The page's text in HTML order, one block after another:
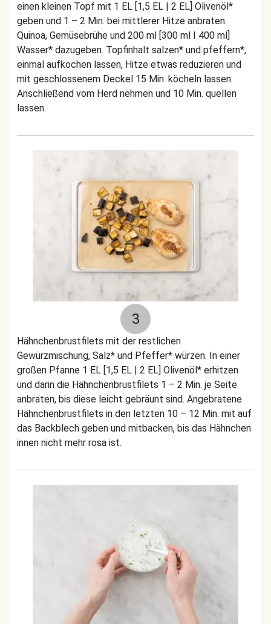
einen kleinen Topf mit 1 EL [1,5 EL | 2 EL] Olivenöl*
geben und 1 – 2 Min. bei mittlerer Hitze anbraten.
Quinoa, Gemüsebrühe und 200 ml [300 ml I 400 ml]
Wasser* dazugeben. Topfinhalt salzen* und pfeffern*,
einmal aufkochen lassen, Hitze etwas reduzieren und
mit geschlossenem Deckel 15 Min. köcheln lassen.
Anschließend vom Herd nehmen und 10 Min. quellen
lassen.
3
Hähnchenbrustfilets mit der restlichen
Gewürzmischung, Salz* und Pfeffer* würzen. In einer
großen Pfanne 1 EL [1,5 EL | 2 EL] Olivenöl* erhitzen
und darin die Hähnchenbrustfilets 1 – 2 Min. je Seite
anbraten, bis diese leicht gebräunt sind. Angebratene
Hähnchenbrustfilets in den letzten 10 – 12 Min. mit auf
das Backblech geben und mitbacken, bis das Hähnchen
innen nicht mehr rosa ist.